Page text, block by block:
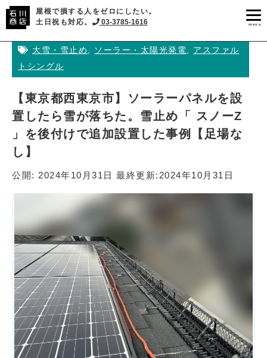
屋根で損する人をゼロにしたい。
土日祝も対応。
03-3785-1616 menu
大雪・雪止め , ソーラー・太陽光発電, アスファル
トシングル
【東京都西東京市】ソーラーパネルを設
置したら雪が落ちた。雪止め「 スノーZ
」を後付けで追加設置した事例【足場な
し】
公開: 2024年10月31日 最終更新: 2024年10月31日